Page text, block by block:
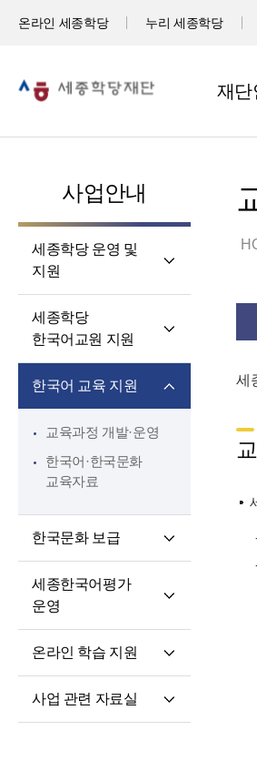
온라인 세종학당 누리 세종학당
재단
사업안내
세종학당 운영 및
지원
세종학당 신규 지정
세종학당 운영 지원
세종학당
한국어교원 지원
한국어교원의 직무와
핵심 역량
교원 전문성 강화
파견교원 지원
한국어 교육 지원
교육과정 개발·운영
한국어·한국문화
교육자료
한국문화 보급
말하기 쓰기 대회
세종학당 문화인턴
세종한국어평가
운영
온라인 학습 지원
사업 관련 자료실
세